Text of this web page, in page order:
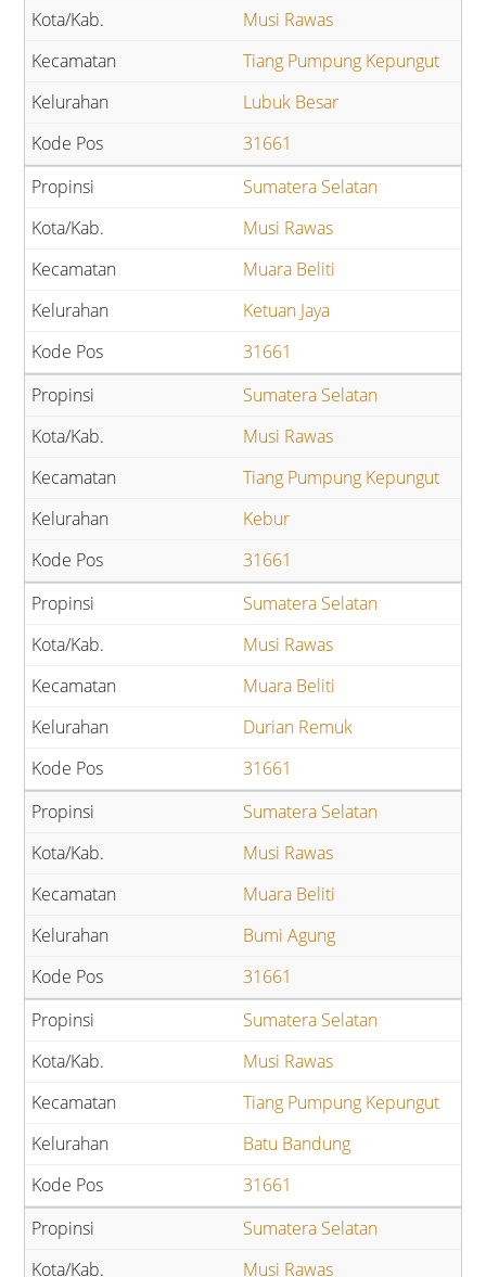
Musi Rawas
Tiang Pumpung Kepungut
Lubuk Besar
31661
Sumatera Selatan
Musi Rawas
Muara Beliti
Ketuan Jaya
31661
Sumatera Selatan
Musi Rawas
Tiang Pumpung Kepungut
Kebur
31661
Sumatera Selatan
Musi Rawas
Muara Beliti
Durian Remuk
31661
Sumatera Selatan
Musi Rawas
Muara Beliti
Bumi Agung
31661
Sumatera Selatan
Musi Rawas
Tiang Pumpung Kepungut
Batu Bandung
31661
Sumatera Selatan
Musi Rawas